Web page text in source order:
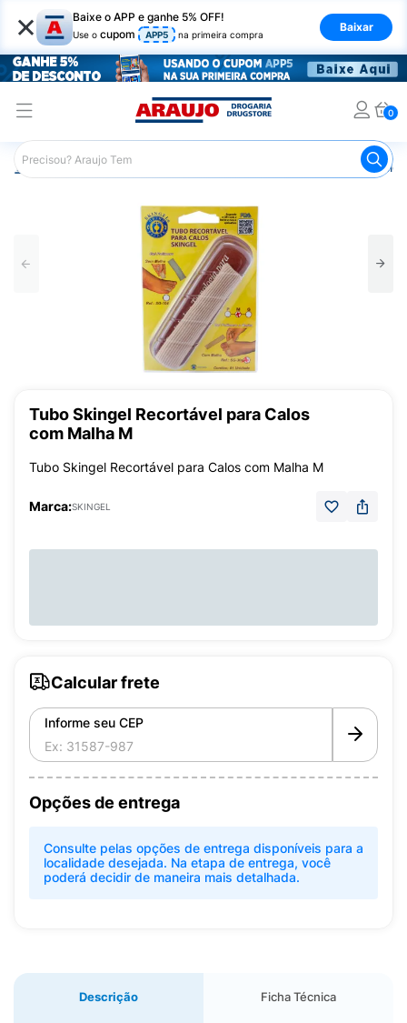
× Baixe o APP e ganhe 5% OFF!
Use o cupom APP5 na primeira compra
Baixar
0
Araujo Saúde e Bem Estar Fisioterapia e Atividade Física
Tubo Skingel Recortável para Calos
com Malha M
Tubo Skingel Recortável para Calos com Malha M
Marca:SKINGEL
Calcular frete
Informe seu CEP
Opções de entrega
Consulte pelas opções de entrega disponíveis para a
localidade desejada. Na etapa de entrega, você
poderá decidir de maneira mais detalhada.
Descrição Ficha Técnica